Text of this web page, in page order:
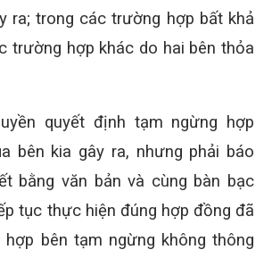
ra; trong các trường hợp bất khả
trường hợp khác do hai bên thỏa
quyết định tạm ngừng hợp
bên kia gây ra, nhưng phải báo
bằng văn bản và cùng bàn bạc
tục thực hiện đúng hợp đồng đã
bên tạm ngừng không thông